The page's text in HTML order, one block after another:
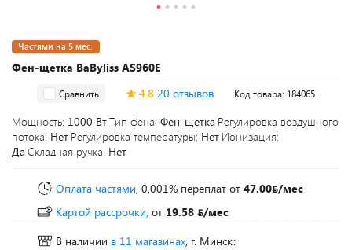
Фен-щетка BaByliss AS960E
Частями на 5 мес.
Сравнить 4.8 20 отзывов Код товара: 184065
Мощность: 1000 ВтТип фена: Фен-щетка Регулировка воздушного
потока: Нет Регулировка температуры: Нет Ионизация:
ДаСкладная ручка: Нет
Оплата частями, 0,001% переплат от 47.00 /мес
Картой рассрочки, от 19.58
/мес
В наличии в 11 магазинах, г. Минск: